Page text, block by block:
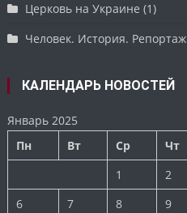
Церковь на Украине (1)
Человек. История. Репортаж
КАЛЕНДАРЬ НОВОСТЕЙ
Январь 2025
Пн
Вт Ср Чт
1
2
6
7 8 9